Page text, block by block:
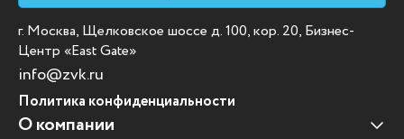
г. Москва, Щелковское шоссе д. 100, кор. 20, Бизнес-
Центр «East Gate»
info@zvk.ru
Политика конфиденциальности
О компании